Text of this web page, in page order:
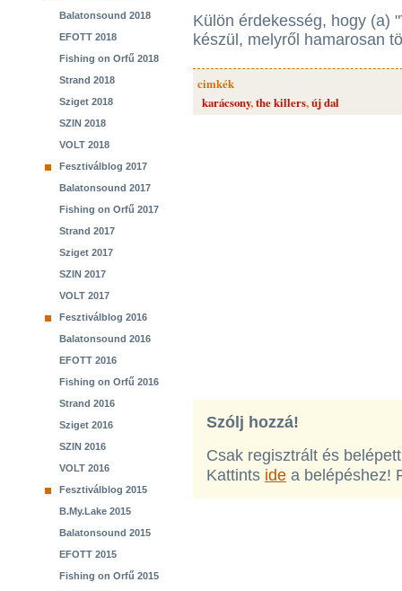
Balatonsound 2018
EFOTT 2018
Fishing on Orfű 2018
Strand 2018
Sziget 2018
SZIN 2018
VOLT 2018
Fesztiválblog 2017
Balatonsound 2017
Fishing on Orfű 2017
Strand 2017
Sziget 2017
SZIN 2017
VOLT 2017
Fesztiválblog 2016
Balatonsound 2016
EFOTT 2016
Fishing on Orfű 2016
Strand 2016
Sziget 2016
SZIN 2016
VOLT 2016
Fesztiválblog 2015
B.My.Lake 2015
Balatonsound 2015
EFOTT 2015
Fishing on Orfű 2015
Külön érdekesség, hogy (a)
készül, melyről hamarosan
cimkék
karácsony,the killers,új dal
Szólj hozzá!
Csak regisztrált és
Kattints ide a belépéshez!